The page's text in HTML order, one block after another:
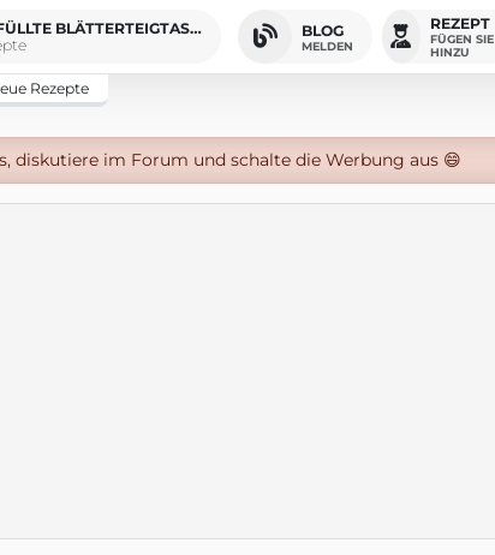
RUSTICI LECCESI GEFÜLLTE BLÄTTERTEIGTASCHEN AUS LECCE
BLOG
MELDEN
REZEPT
FÜGEN SIE
HINZU
Rezepte
diskutiere im Forum und schalte die Werbung aus 😄